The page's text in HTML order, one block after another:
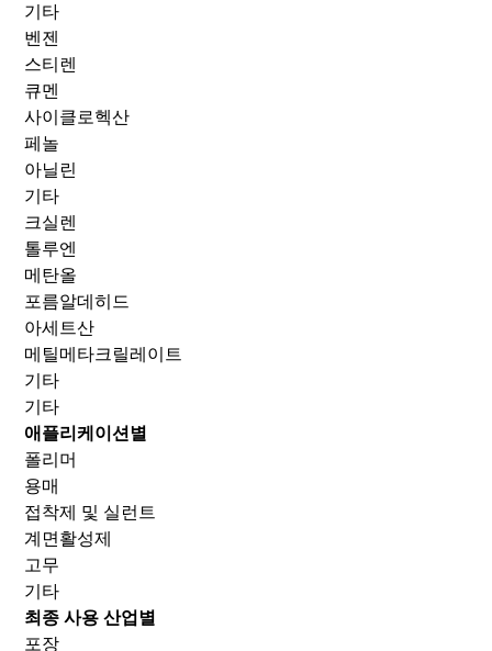
기타
벤젠
스티렌
큐멘
사이클로헥산
페놀
아닐린
기타
크실렌
톨루엔
메탄올
포름알데히드
아세트산
메틸메타크릴레이트
기타
기타
애플리케이션별
폴리머
용매
접착제 및 실런트
계면활성제
고무
기타
최종 사용 산업별
포장